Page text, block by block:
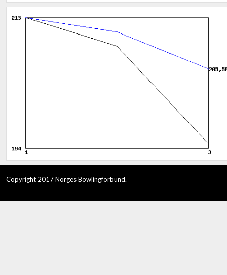
Copyright 2017 Norges Bowlingforbund.